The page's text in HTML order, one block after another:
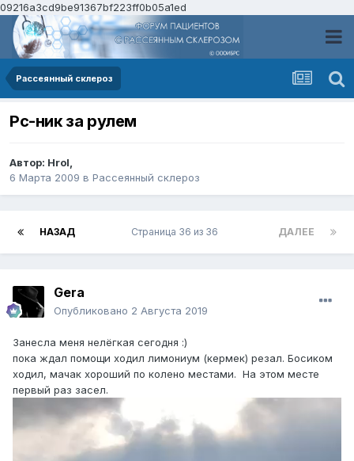
09216a3cd9be91367bf223ff0b05a1ed
Рассеянный склероз
Рс-ник за рулем
Автор: HroI,
6 Марта 2009 в Рассеянный склероз
НАЗАД ДАЛЕЕ
Страница 36 из 36
Gera
Опубликовано 2 Августа 2019
Занесла меня нелёгкая сегодня :)
пока ждал помощи ходил лимониум (кермек) резал. Босиком
ходил, мачак хороший по колено местами. На этом месте
первый раз засел.